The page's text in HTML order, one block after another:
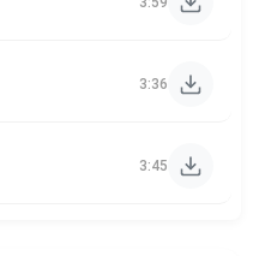
3:36
3:45